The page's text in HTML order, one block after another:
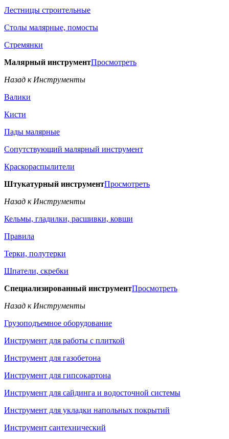
Лестницы строительные
Столы малярные, помосты
Стремянки
Малярный инструментПросмотреть
Назад к Инструменты
Валики
Кисти
Пады малярные
Сопутствующий малярный инструмент
Краскораспылители
Штукатурный инструментПросмотреть
Назад к Инструменты
Кельмы, гладилки, расшивки, ковши
Правила
Терки, полутерки
Шпатели, скребки
Специализированный инструментПросмотреть
Назад к Инструменты
Грузоподъемное оборудование
Инструмент для работы с плиткой
Инструмент для газобетона
Инструмент для гипсокартона
Инструмент для сайдинга и водосточной системы
Инструмент для укладки напольных покрытий
Инструмент сантехнический